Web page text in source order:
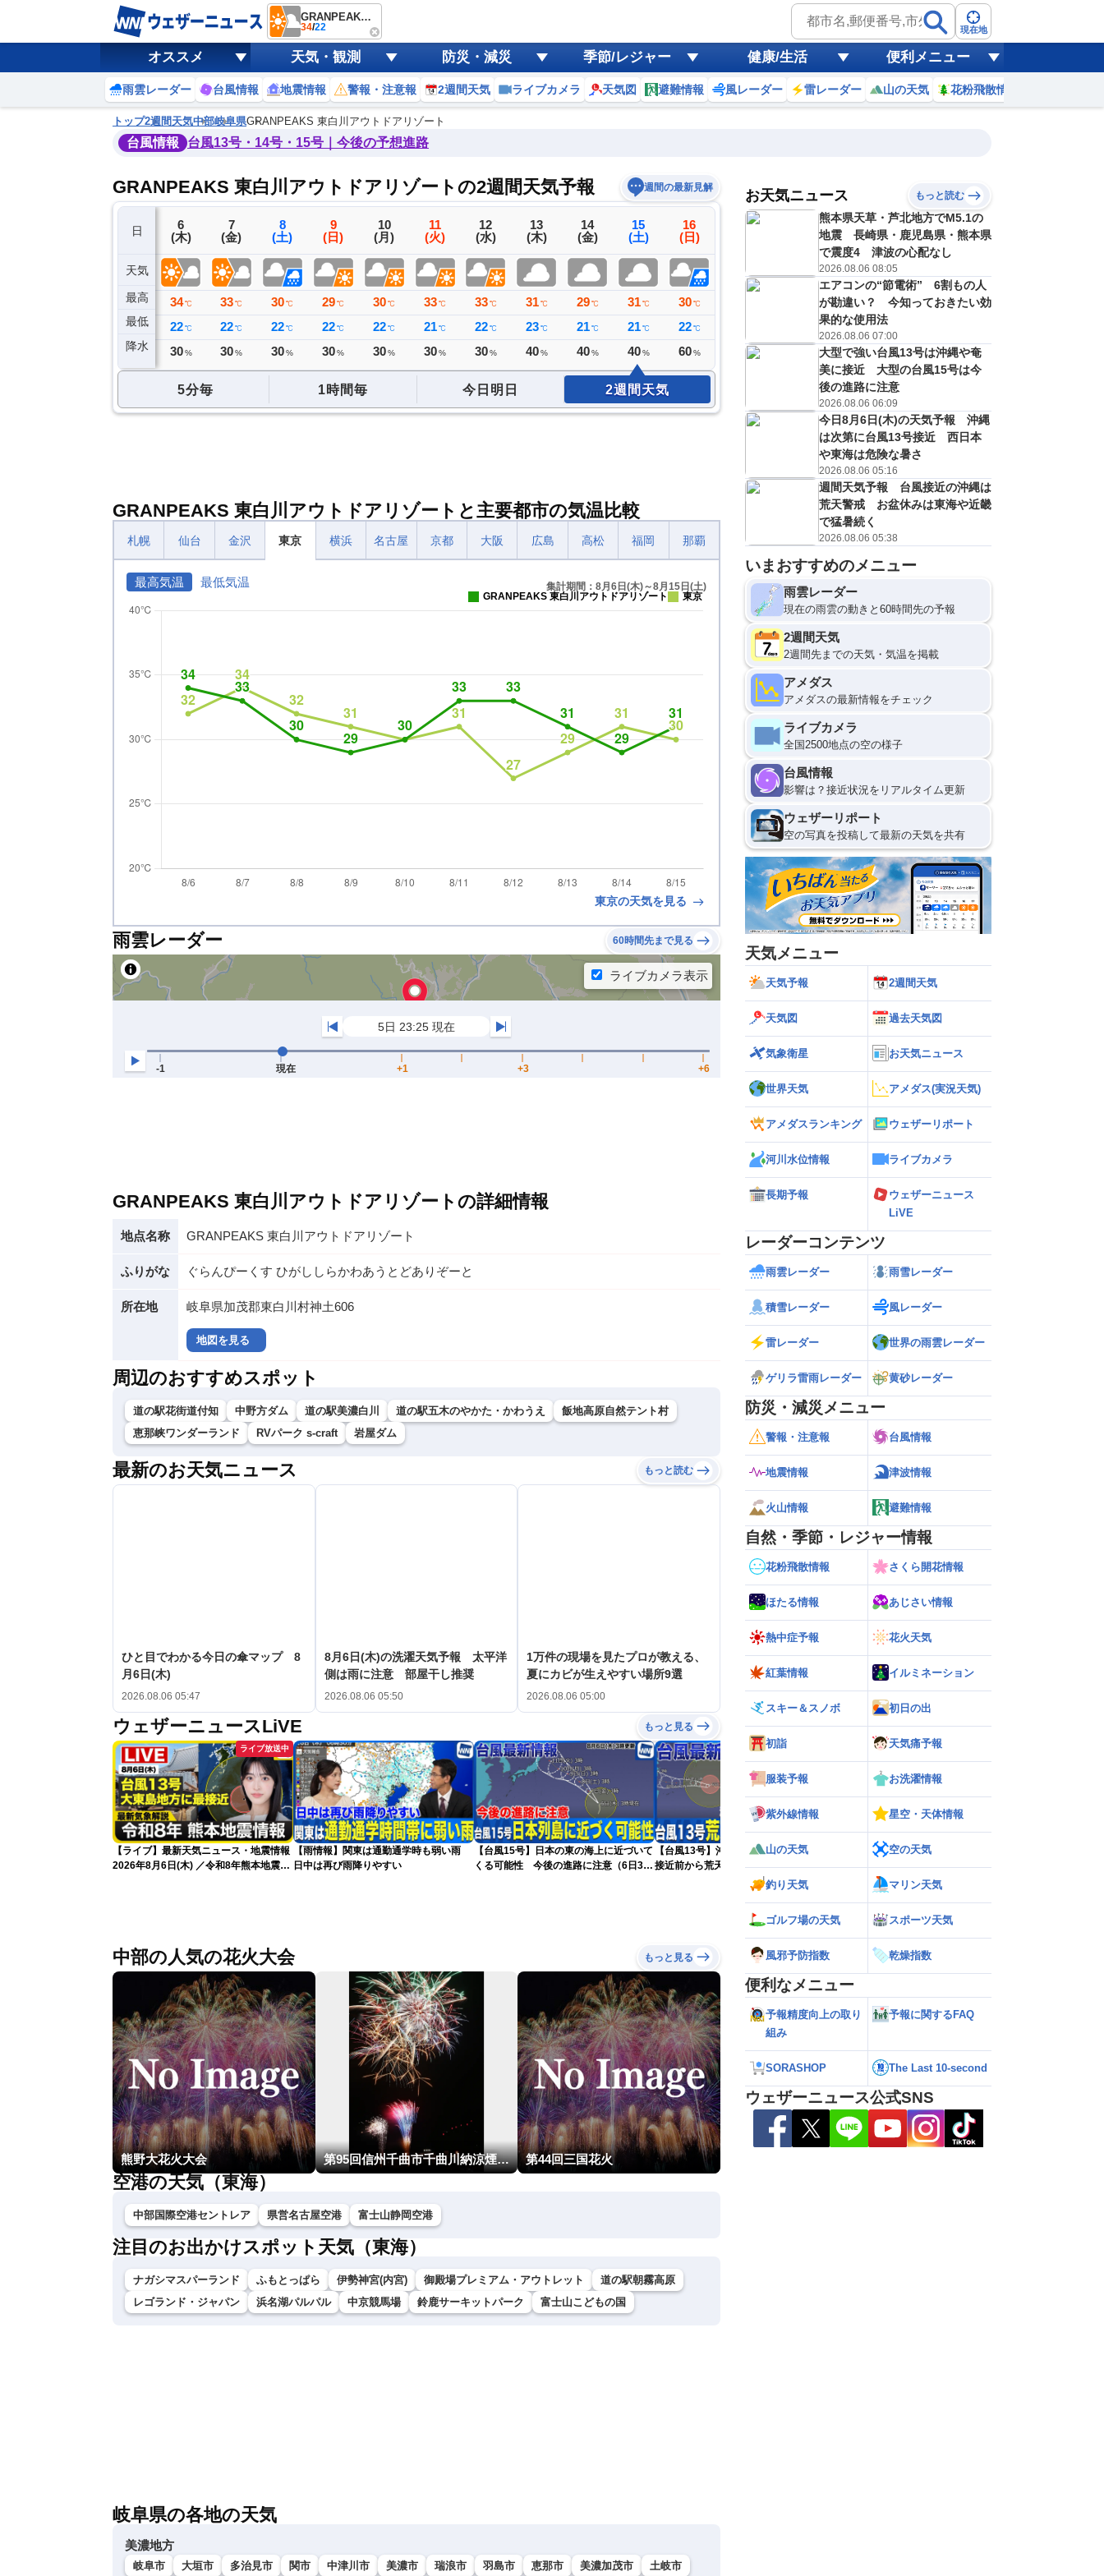
GRANPEAKS 東白川アウトドアリゾート
34/22 現在地
オススメ 天気・観測 防災・減災 季節/レジャー 健康/生活 便利メニュー
雨雲レーダー 台風情報 地震情報 警報・注意報 2週間天気 ライブカメラ 天気図 避難情報 風レーダー 雷レーダー 山の天気 花粉飛散情報
トップ2週間天気中部岐阜県GRANPEAKS 東白川アウトドアリゾート
台風情報 台風13号・14号・15号｜今後の予想進路
GRANPEAKS 東白川アウトドアリゾートの2週間天気予報 週間の最新見解
日
天気
最高
最低
降水
5
(水)
32℃
22℃
ミリ
6
(木)
34 ℃
22 ℃
30 %
7
(金)
33 ℃
22 ℃
30 %
8
(土)
30 ℃
22 ℃
30 %
9
(日)
29 ℃
22 ℃
30 %
10
(月)
30℃
22℃
30%
11
(火)
33℃
21℃
30%
12
(水)
33℃
22℃
30%
13
(木)
31℃
23℃
40%
14
(金)
29 ℃
21 ℃
40 %
15
(土)
31 ℃
21 ℃
40 %
16
(日)
30 ℃
22 ℃
60 %
17
%
19
(水)
E
32℃
22℃
30%
20
(木)
E
31℃
21
40%
予報の
信頼度
高
A
B
C
D
5分毎 1時間毎 今日明日 2週間天気
GRANPEAKS 東白川アウトドアリゾートと主要都市の気温比較
札幌 仙台 金沢 東京 横浜 名古屋 京都 大阪 広島 高松 福岡 那覇
最高気温 最低気温
集計期間：8月6日(木)～8月15日(土)
GRANPEAKS 東白川アウトドアリゾート
東京
東京の天気を見る
雨雲レーダー 60時間先まで見る
GRANPEAKS 東白川アウトドアリゾートの詳細情報
地点名称 GRANPEAKS 東白川アウトドアリゾート
ふりがな ぐらんぴーくす ひがししらかわあうとどありぞーと
所在地 岐阜県加茂郡東白川村神土606
地図を見る
周辺のおすすめスポット
道の駅花街道付知 中野方ダム 道の駅美濃白川 道の駅五木のやかた・かわうえ
飯地高原自然テント村
恵那峡ワンダーランド
RVパーク s-craft 岩屋ダム
最新のお天気ニュース もっと読む
ひと目でわかる今日の傘マップ 8
月6日(木)
2026.08.06 05:47
8月6日(木)の洗濯天気予報 太平洋
側は雨に注意 部屋干し推奨
2026.08.06 05:50
1万件の現場を見たプロが教える、
夏にカビが生えやすい場所9選
2026.08.06 05:00
ウェザーニュースLiVE もっと見る
ライブ放送中
【ライブ】最新天気ニュース・地震情報
2026年8月6日(木) ／令和8年熊本地震情
【雨情報】関東は通勤通学時も弱い雨
日中は再び雨降りやすい
【台風15号】日本の東の海上に近づいて
くる可能性 今後の進路に注意（6日3時
【台風13号】沖縄・大東島地方に接近
接近前から荒天のおそれ（6日5時更新）
【予報士解説】台風が再発達するサイン
「ERC」とは
中部の人気の花火大会 もっと見る
熊野大花火大会 第95回信州千曲市千曲川納涼煙火大会 第44回三国花火
空港の天気（東海）
中部国際空港セントレア 県営名古屋空港 富士山静岡空港
注目のお出かけスポット天気（東海）
ナガシマスパーランド ふもとっぱら 伊勢神宮(内宮) 御殿場プレミアム・アウトレット
道の駅朝霧高原
レゴランド・ジャパン
浜名湖パルパル 中京競馬場 鈴鹿サーキットパーク 富士山こどもの国
岐阜県の各地の天気
美濃地方
岐阜市 大垣市 多治見市 関市 中津川市 美濃市 瑞浪市 羽島市 恵那市 美濃加茂市
土岐市
お天気ニュース もっと読む
熊本県天草・芦北地方でM5.1の
地震 長崎県・鹿児島県・熊本県
で震度4 津波の心配なし
2026.08.06 08:05
エアコンの“節電術” 6割もの人
が勘違い？ 今知っておきたい効
果的な使用法
2026.08.06 07:00
大型で強い台風13号は沖縄や奄
美に接近 大型の台風15号は今
後の進路に注意
2026.08.06 06:09
今日8月6日(木)の天気予報 沖縄
は次第に台風13号接近 西日本
や東海は危険な暑さ
2026.08.06 05:16
週間天気予報 台風接近の沖縄は
荒天警戒 お盆休みは東海や近畿
で猛暑続く
2026.08.06 05:38
いまおすすめのメニュー
雨雲レーダー
現在の雨雲の動きと60時間先の予報
2週間天気
2週間先までの天気・気温を掲載
アメダス
アメダスの最新情報をチェック
ライブカメラ
全国2500地点の空の様子
台風情報
影響は？接近状況をリアルタイム更新
ウェザーリポート
空の写真を投稿して最新の天気を共有
天気メニュー
天気予報 2週間天気
天気図 過去天気図
気象衛星 お天気ニュース
世界天気 アメダス(実況天気)
アメダスランキング ウェザーリポート
河川水位情報 ライブカメラ
長期予報
ウェザーニュース
LiVE
レーダーコンテンツ
雨雲レーダー 雨雪レーダー
積雪レーダー 風レーダー
雷レーダー 世界の雨雲レーダー
ゲリラ雷雨レーダー 黄砂レーダー
防災・減災メニュー
警報・注意報 台風情報
地震情報 津波情報
火山情報 避難情報
自然・季節・レジャー情報
花粉飛散情報 さくら開花情報
ほたる情報 あじさい情報
熱中症予報 花火天気
紅葉情報 イルミネーション
スキー＆スノボ 初日の出
初詣 天気痛予報
服装予報 お洗濯情報
紫外線情報 星空・天体情報
山の天気 空の天気
釣り天気 マリン天気
ゴルフ場の天気 スポーツ天気
風邪予防指数 乾燥指数
便利なメニュー
予報精度向上の取り
組み
予報に関するFAQ
SORASHOP The Last 10-second
ウェザーニュース公式SNS